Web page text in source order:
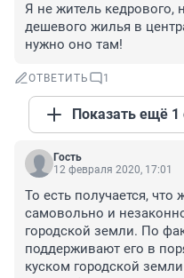
Я не житель кедрового,
дешевого жилья в
нужно оно там!
ОТВЕТИТЬ 1
Показать ещё 1
Гость
12 февраля 2020, 17:01
То есть получается, что
самовольно и
городской земли. По
поддерживают его в
куском городской